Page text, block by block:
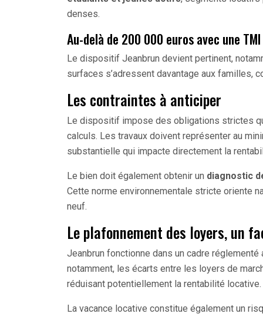
denses.
Au-delà de 200 000 euros avec une
Le dispositif Jeanbrun devient pertinent,
surfaces s’adressent davantage aux familles,
Les contraintes à anticiper
Le dispositif impose des obligations strictes
calculs. Les travaux doivent représenter au
substantielle qui impacte directement la
Le bien doit également obtenir un diagnostic
Cette norme environnementale stricte oriente
neuf.
Le plafonnement des loyers, un
Jeanbrun fonctionne dans un cadre
notamment, les écarts entre les loyers de
réduisant potentiellement la rentabilité locative.
La vacance locative constitue également un